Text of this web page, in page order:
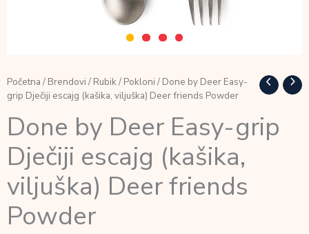
Početna / Brendovi / Rubik/ Pokloni / Done by Deer Easy-
grip Dječiji escajg (kašika, viljuška) Deer friends Powder
Done by Deer Easy-grip
Dječiji escajg (kašika,
viljuška) Deer friends
Powder